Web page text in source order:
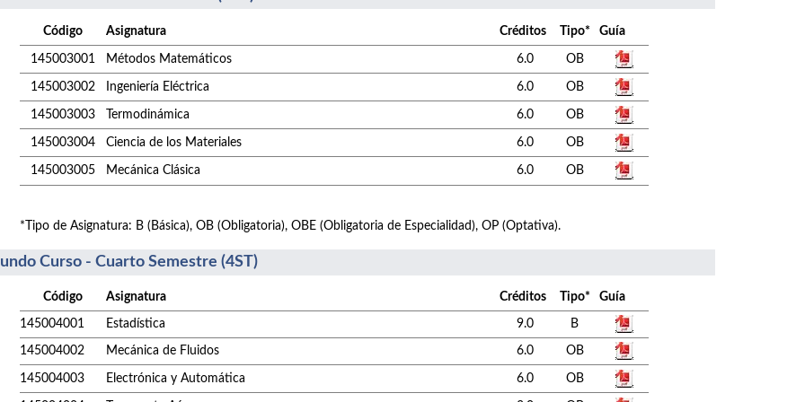
Código Asignatura Créditos Tipo* Guía
145003001 Métodos Matemáticos 6.0 OB
145003002 Ingeniería Eléctrica 6.0 OB
145003003 Termodinámica 6.0 OB
145003004 Ciencia de los Materiales 6.0 OB
145003005 Mecánica Clásica 6.0 OB
*Tipo de Asignatura: B (Básica), OB (Obligatoria), OBE (Obligatoria de Especialidad), OP (Optativa).
Curso - Cuarto Semestre (4ST)
Código Asignatura Créditos Tipo* Guía
145004001 Estadística 9.0 B
145004002 Mecánica de Fluidos 6.0 OB
145004003 Electrónica y Automática 6.0 OB